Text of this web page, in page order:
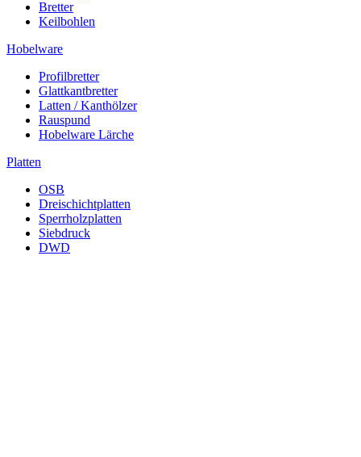
Bretter
Keilbohlen
Hobelware
Profilbretter
Glattkantbretter
Latten / Kanthölzer
Rauspund
Hobelware Lärche
Platten
OSB
Dreischichtplatten
Sperrholzplatten
Siebdruck
DWD